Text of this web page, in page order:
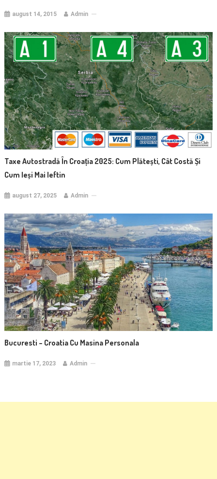
august 14, 2015 Admin
Taxe Autostradă În Croația 2025: Cum Plătești, Cât Costă Și
Cum Ieși Mai Ieftin
august 27, 2025 Admin
Bucuresti – Croatia Cu Masina Personala
martie 17, 2023 Admin